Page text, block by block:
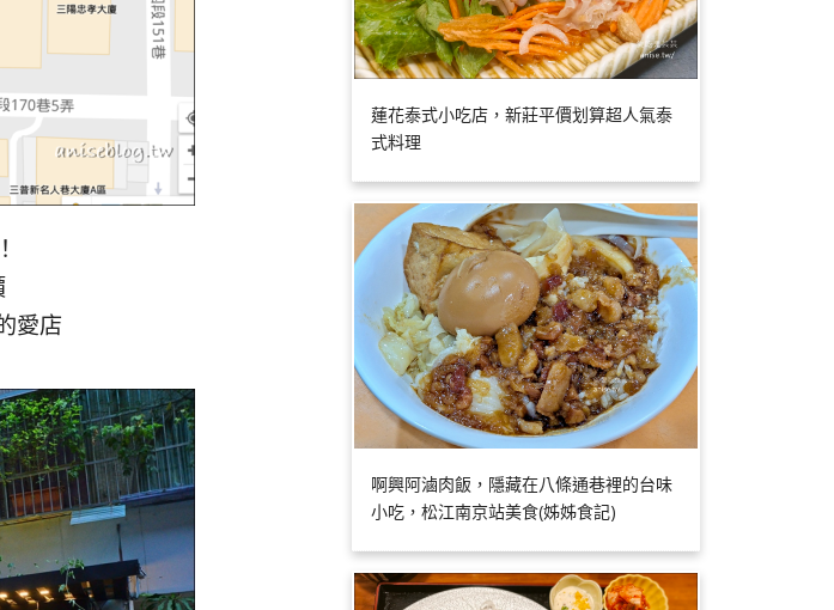
愛店
蓮花泰式小吃店，新莊平價划算超人氣泰
式料理
啊興阿滷肉飯，隱藏在八條通巷裡的台味
小吃，松江南京站美食(姊姊食記)